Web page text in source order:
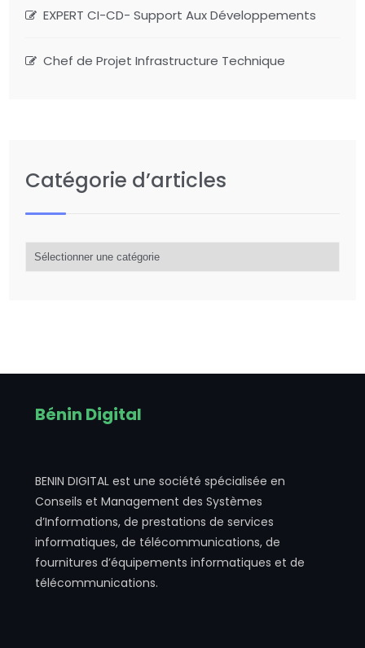
EXPERT CI-CD- Support Aux Développements
Chef de Projet Infrastructure Technique
Catégorie d’articles
d’articles
Bénin Digital
BENIN DIGITAL est une société spécialisée en
Conseils et Management des Systèmes
d’Informations, de prestations de services
informatiques, de télécommunications, de
fournitures d’équipements informatiques et de
télécommunications.